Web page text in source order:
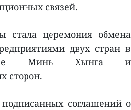
связей.
стала церемония обмена
двух стран в
Ле Минь Хынга и
сторон.
подписанных соглашений о